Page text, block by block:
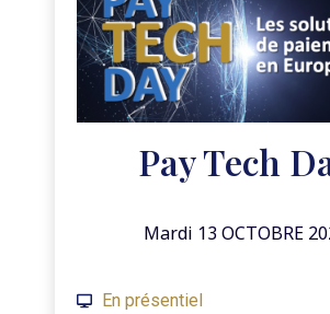
Pay Tech
Mardi 13 OCTOBRE
En présentiel